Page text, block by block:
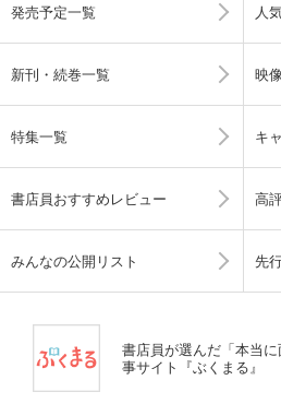
発売予定一覧 人
新刊・続巻一覧 映
特集一覧 キ
書店員おすすめレビュー 高
みんなの公開リスト 先
書店員が選んだ「本当
事サイト『ぶくまる』